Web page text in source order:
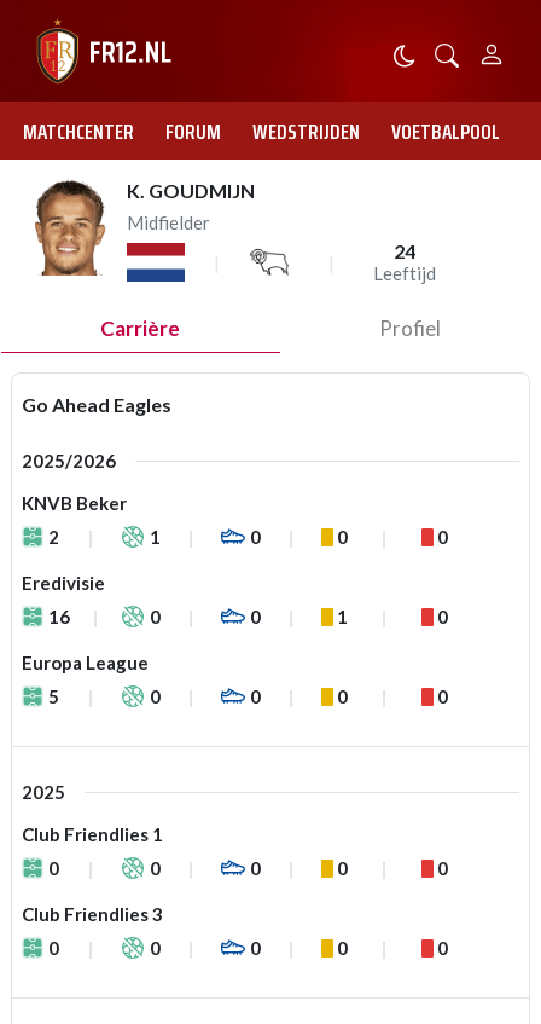
MATCHCENTER FORUM WEDSTRIJDEN VOETBALPOOL
K. GOUDMIJN
Midfielder
24
Leeftijd
Carrière Profiel
Go Ahead Eagles
2025/2026
KNVB Beker
2
1 0 0 0
Eredivisie
16
0 0 1 0
Europa League
5
0 0 0 0
2025
Club Friendlies 1
0
0 0 0 0
Club Friendlies 3
0
0 0 0 0